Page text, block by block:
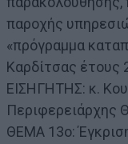
παροχής
«πρόγραμμα
Καρδίτσας έτους
ΕΙΣΗΓΗΤΗΣ: κ.
Περιφερειάρχης
ΘΕΜΑ 13ο: